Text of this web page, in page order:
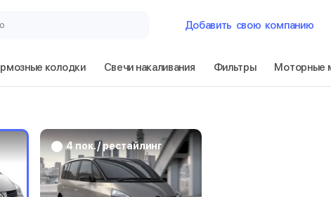
Добавить свою компанию
Гараж
Сбросить
колодки Свечи накаливания Фильтры Моторные
4 пок. / рестайлинг